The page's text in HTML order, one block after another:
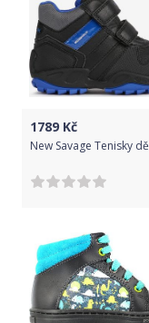
1789 Kč